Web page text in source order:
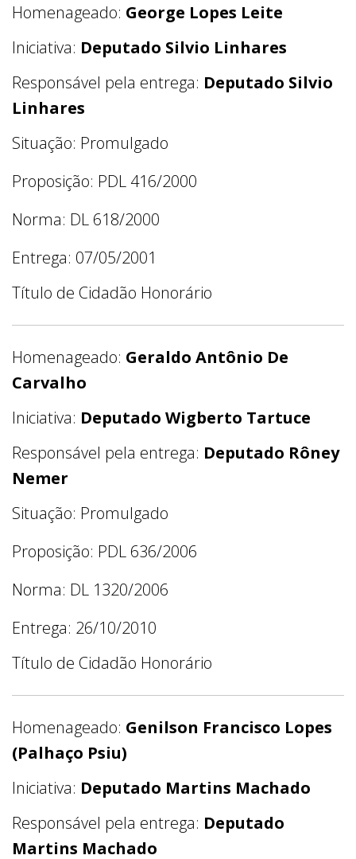
Homenageado: George Lopes Leite
Iniciativa: Deputado Silvio Linhares
Responsável pela entrega: Deputado Silvio
Linhares
Situação: Promulgado
Proposição: PDL 416/2000
Norma: DL 618/2000
Entrega: 07/05/2001
Título de Cidadão Honorário
Homenageado: Geraldo Antônio De
Carvalho
Iniciativa: Deputado Wigberto Tartuce
Responsável pela entrega: Deputado Rôney
Nemer
Situação: Promulgado
Proposição: PDL 636/2006
Norma: DL 1320/2006
Entrega: 26/10/2010
Título de Cidadão Honorário
Homenageado: Genilson Francisco Lopes
(Palhaço Psiu)
Iniciativa: Deputado Martins Machado
Responsável pela entrega: Deputado
Martins Machado